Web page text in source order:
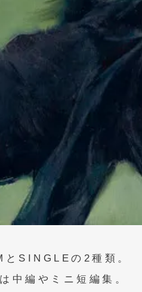
のブックレーベル、
ージ
SINGLEの2種類。
中編やミニ短編集。